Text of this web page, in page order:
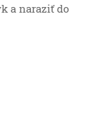
a naraziť do